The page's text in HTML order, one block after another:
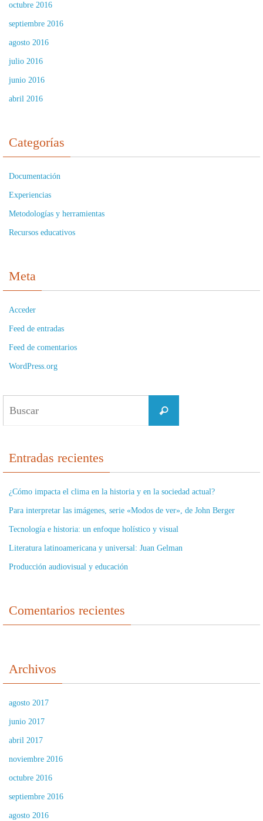
octubre 2016
septiembre 2016
agosto 2016
julio 2016
junio 2016
abril 2016
Categorías
Documentación
Experiencias
Metodologías y herramientas
Recursos educativos
Meta
Acceder
Feed de entradas
Feed de comentarios
WordPress.org
Buscar
Entradas recientes
¿Cómo impacta el clima en la historia y en la sociedad actual?
Para interpretar las imágenes, serie «Modos de ver», de John Berger
Tecnología e historia: un enfoque holístico y visual
Literatura latinoamericana y universal: Juan Gelman
Producción audiovisual y educación
Comentarios recientes
Archivos
agosto 2017
junio 2017
abril 2017
noviembre 2016
octubre 2016
septiembre 2016
agosto 2016